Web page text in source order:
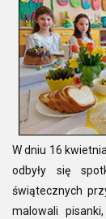
W dniu 16
odbyły się
świątecznych
malowali